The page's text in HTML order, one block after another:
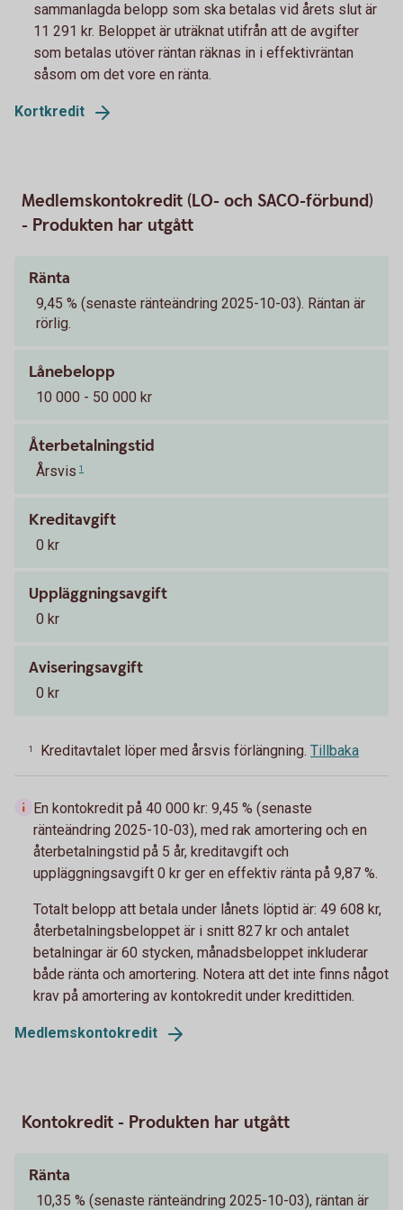
sammanlagda belopp som ska betalas vid årets slut är
11 291 kr. Beloppet är uträknat utifrån att de avgifter
som betalas utöver räntan räknas in i effektivräntan
såsom om det vore en ränta.
Kortkredit
Medlemskontokredit (LO- och SACO-förbund)
- Produkten har utgått
Ränta
9,45 % (senaste ränteändring 2025-10-03). Räntan är
rörlig.
Lånebelopp
10 000 - 50 000 kr
Återbetalningstid
Årsvis 1
Kreditavgift
0 kr
Uppläggningsavgift
0 kr
Aviseringsavgift
0 kr
1 Kreditavtalet löper med årsvis förlängning. Tillbaka
En kontokredit på 40 000 kr: 9,45 % (senaste
ränteändring 2025-10-03), med rak amortering och en
återbetalningstid på 5 år, kreditavgift och
uppläggningsavgift 0 kr ger en effektiv ränta på 9,87 %.
Totalt belopp att betala under lånets löptid är: 49 608 kr,
återbetalningsbeloppet är i snitt 827 kr och antalet
betalningar är 60 stycken, månadsbeloppet inkluderar
både ränta och amortering. Notera att det inte finns något
krav på amortering av kontokredit under kredittiden.
Medlemskontokredit
Kontokredit - Produkten har utgått
Ränta
10,35 % (senaste ränteändring 2025-10-03), räntan är